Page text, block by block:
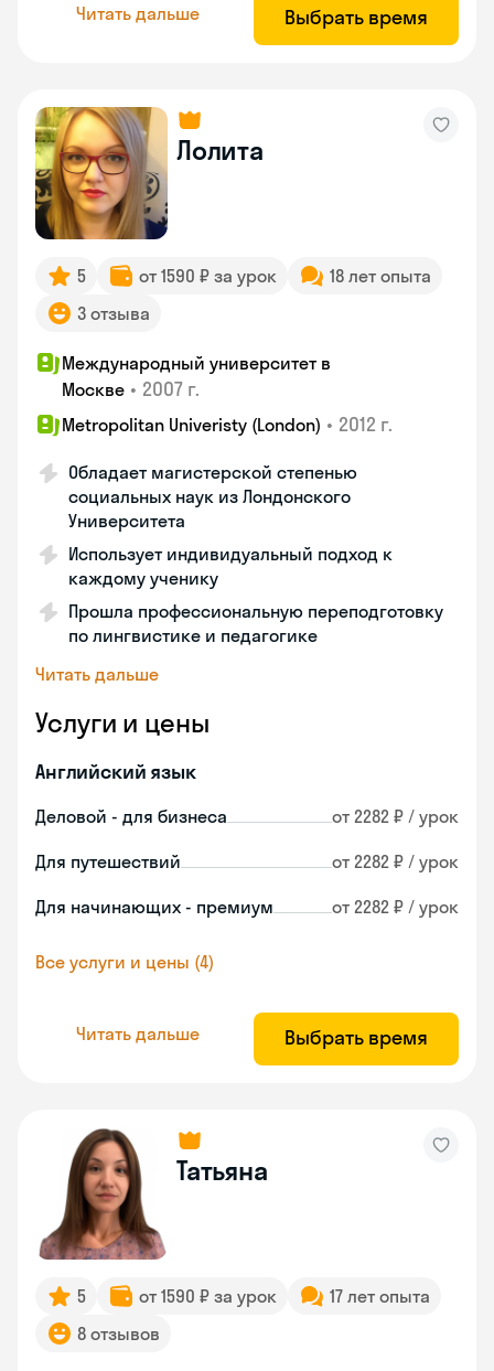
Читать дальше Выбрать время
Лолита
5 от 1590 ₽ за урок
18 лет опыта
3 отзыва
Международный университет в
Москве • 2007 г.
Metropolitan Univeristy (London) • 2012 г.
Обладает магистерской степенью
социальных наук из Лондонского
Университета
Использует индивидуальный подход к
каждому ученику
Прошла профессиональную переподготовку
по лингвистике и педагогике
Читать дальше
Услуги и цены
Английский язык
Деловой - для бизнеса от 2282 ₽ / урок
Для путешествий от 2282 ₽ / урок
Для начинающих - премиум от 2282 ₽ / урок
Все услуги и цены (4)
Читать дальше Выбрать время
Татьяна
5 от 1590 ₽ за урок
17 лет опыта
8 отзывов